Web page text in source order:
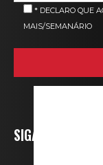
* DECLARO QUE
MAIS/SEMANÁRIO
SIGA-NOS